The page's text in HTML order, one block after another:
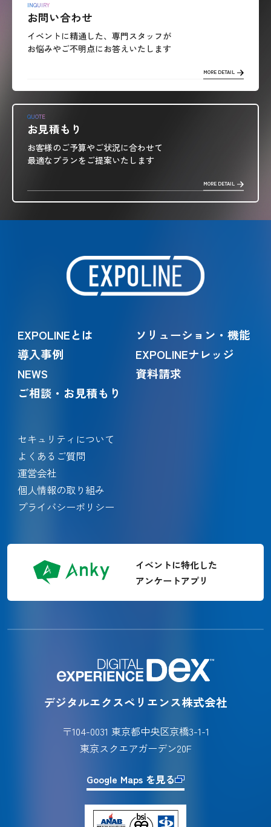
INQUIRY
お問い合わせ
イベントに精通した、専門スタッフが
お悩みやご不明点にお答えいたします
MORE DETAIL
QUOTE
お見積もり
お客様のご予算やご状況に合わせて
最適なプランをご提案いたします
MORE DETAIL
EXPOLINEとは
ソリューション・機能
導入事例
EXPOLINEナレッジ
NEWS
資料請求
ご相談・お見積もり
セキュリティについて
よくあるご質問
運営会社
個人情報の取り組み
プライバシーポリシー
イベントに特化した
アンケートアプリ
デジタルエクスペリエンス株式会社
〒104-0031 東京都中央区京橋3-1-1
東京スクエアガーデン20F
Google Maps を見る